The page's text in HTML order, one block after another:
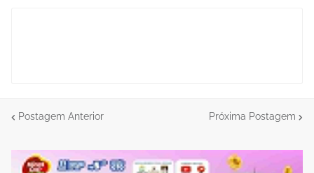
Postagem Anterior Próxima Postagem